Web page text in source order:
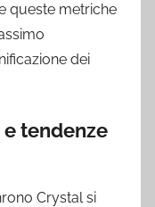
queste metriche
dei
tendenze
Crystal si